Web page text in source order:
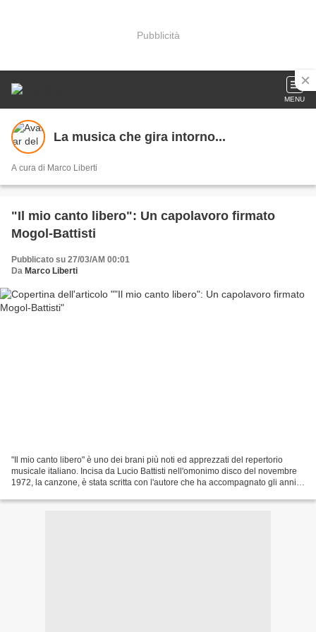
Pubblicità
MENU
La musica che gira intorno...
A cura di Marco Liberti
"Il mio canto libero": Un capolavoro firmato
Mogol-Battisti
Pubblicato su 27/03/AM 00:01
Da Marco Liberti
"Il mio canto libero" è uno dei brani più noti ed apprezzati del repertorio
musicale italiano. Incisa da Lucio Battisti nell'omonimo disco del novembre
1972, la canzone, è stata scritta con l'autore che ha accompagnato gli anni